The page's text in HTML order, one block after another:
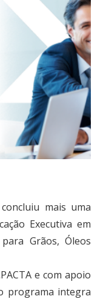
mais uma
Executiva em
Grãos, Óleos
e com apoio
programa integra